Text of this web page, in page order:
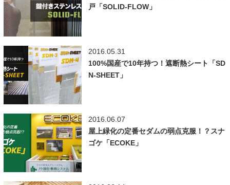
戸「SOLID-FLOW」
2016.05.31
100%国産で10年持つ！遮断熱シート「SD
N-SHEET」
2016.06.07
屋上緑化の定番セダムの弱点克服！？スナ
ゴケ「ECOKE」